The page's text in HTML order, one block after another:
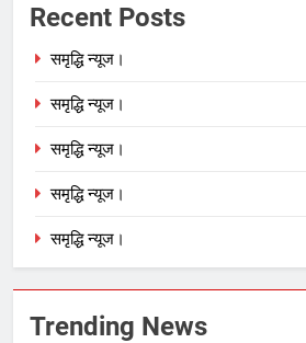
Recent Posts
समृद्धि न्यूज।
समृद्धि न्यूज।
समृद्धि न्यूज।
समृद्धि न्यूज।
समृद्धि न्यूज।
Trending News